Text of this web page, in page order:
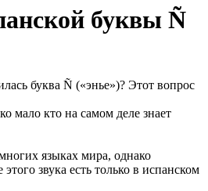
буквы Ñ
буква Ñ («энье»)? Этот вопрос
мало кто на самом деле знает
языках мира, однако
звука есть только в испанском